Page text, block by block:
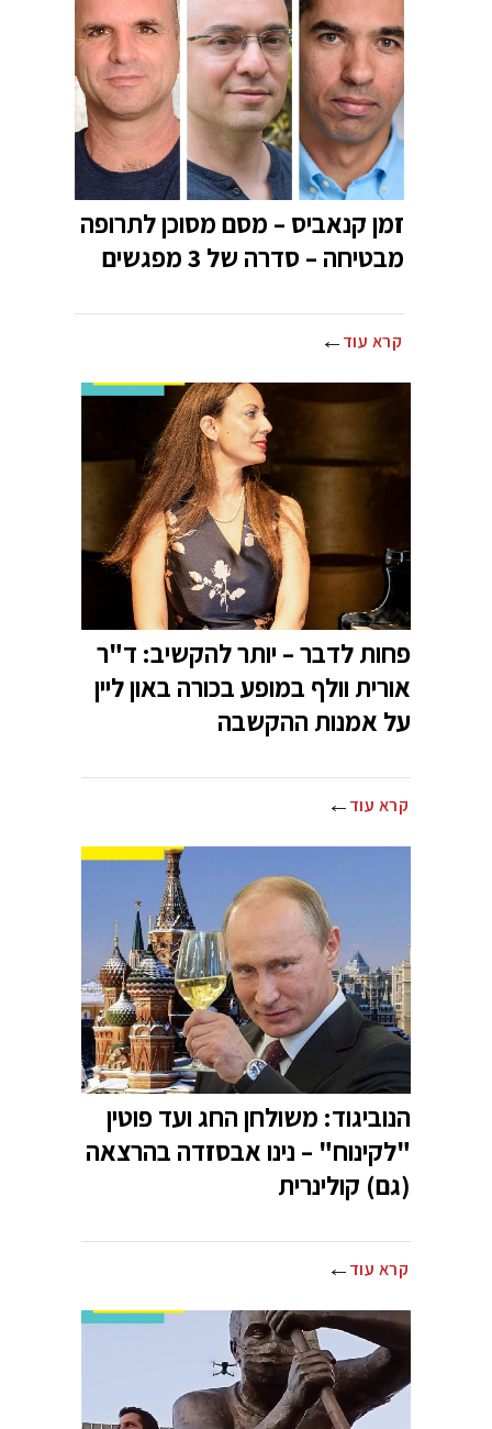
זמן קנאביס – מסם מסוכן לתרופה
מבטיחה – סדרה של 3 מפגשים
קרא עוד
פחות לדבר – יותר להקשיב: ד"ר
אורית וולף במופע בכורה באון ליין
על אמנות ההקשבה
קרא עוד
הנוביגוד: משולחן החג ועד פוטין
"לקינוח" – נינו אבסזדה בהרצאה
(גם) קולינרית
קרא עוד